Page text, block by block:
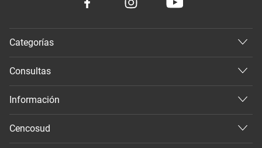
Categorías
Consultas
Información
Cencosud